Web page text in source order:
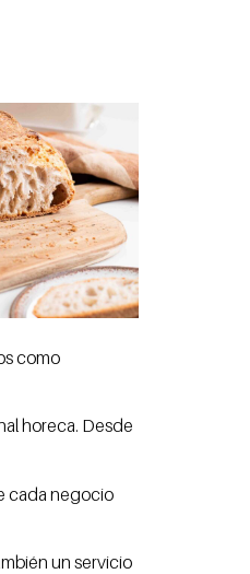
como
horeca. Desde
cada negocio
un servicio